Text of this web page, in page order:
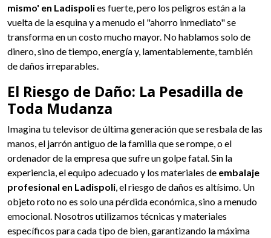
mismo' en Ladispolies fuerte, pero los peligros están a la
vuelta de la esquina y a menudo el "ahorro inmediato" se
transforma en un costo mucho mayor. No hablamos solo de
dinero, sino de tiempo, energía y, lamentablemente, también
de daños irreparables.
El Riesgo de Daño: La Pesadilla de
Toda Mudanza
Imagina tu televisor de última generación que se resbala de las
manos, el jarrón antiguo de la familia que se rompe, o el
ordenador de la empresa que sufre un golpe fatal. Sin la
experiencia, el equipo adecuado y los materiales de embalaje
profesional en Ladispoli, el riesgo de daños es altísimo. Un
objeto roto no es solo una pérdida económica, sino a menudo
emocional. Nosotros utilizamos técnicas y materiales
específicos para cada tipo de bien, garantizando la máxima